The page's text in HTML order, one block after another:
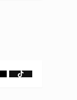
TikTok